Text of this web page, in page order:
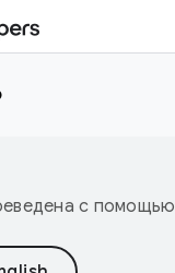
с помощью